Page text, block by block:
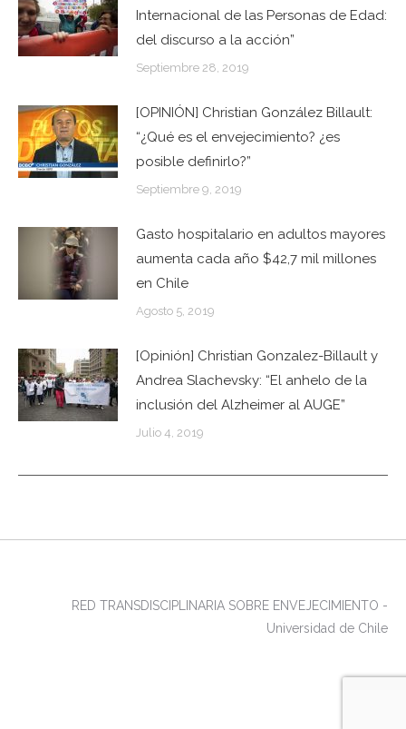
Internacional de las Personas de Edad:
del discurso a la acción”
Septiembre 28, 2019
[OPINIÓN] Christian González Billault:
“¿Qué es el envejecimiento? ¿es
posible definirlo?”
Septiembre 9, 2019
Gasto hospitalario en adultos mayores
aumenta cada año $42,7 mil millones
en Chile
Agosto 5, 2019
[Opinión] Christian Gonzalez-Billault y
Andrea Slachevsky: “El anhelo de la
inclusión del Alzheimer al AUGE”
Julio 4, 2019
RED TRANSDISCIPLINARIA SOBRE ENVEJECIMIENTO -
Universidad de Chile